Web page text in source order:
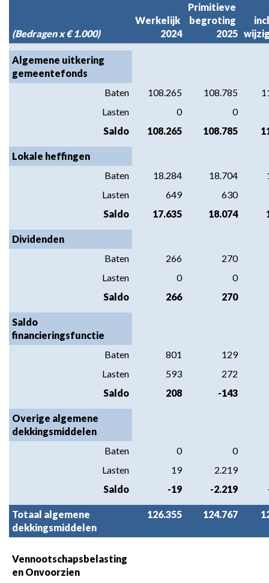
Overzicht
van
baten
(Bedragen x € 1.000)
Werkelijk
2024
Primitieve
begroting
2025
Algemene uitkering
gemeentefonds
Baten
108.265 108.785
Lasten
0
0
Saldo
108.265 108.785
Lokale heffingen
Baten
18.284 18.704
Lasten
649
630
Saldo
17.635 18.074
Dividenden
Baten
266
270
Lasten
0
0
Saldo
266 270
Saldo
financieringsfunctie
Baten
801
129
Lasten
593
272
Saldo
208 -143
Overige algemene
dekkingsmiddelen
Baten
0
0
Lasten
19
2.219
Saldo
-19 -2.219
Totaal algemene
dekkingsmiddelen
126.355 124.767
Vennootschapsbelasting
en Onvoorzien